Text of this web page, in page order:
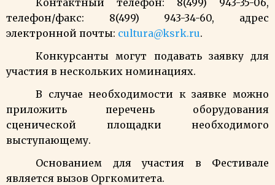
телефон/факс: 8(499) 943-34-60, адрес
электронной почты: cultura@ksrk.ru.
Конкурсанты могут подавать заявку для
участия в нескольких номинациях.
В случае необходимости к заявке можно
приложить перечень оборудования
сценической площадки необходимого
выступающему.
Основанием для участия в Фестивале
является вызов Оргкомитета.